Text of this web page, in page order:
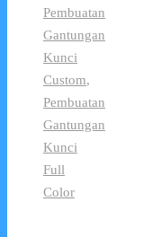
Pembuatan
Gantungan
Kunci
Custom,
Pembuatan
Gantungan
Kunci
Full
Color